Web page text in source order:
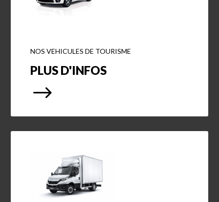
NOS VEHICULES DE TOURISME
PLUS D'INFOS
$